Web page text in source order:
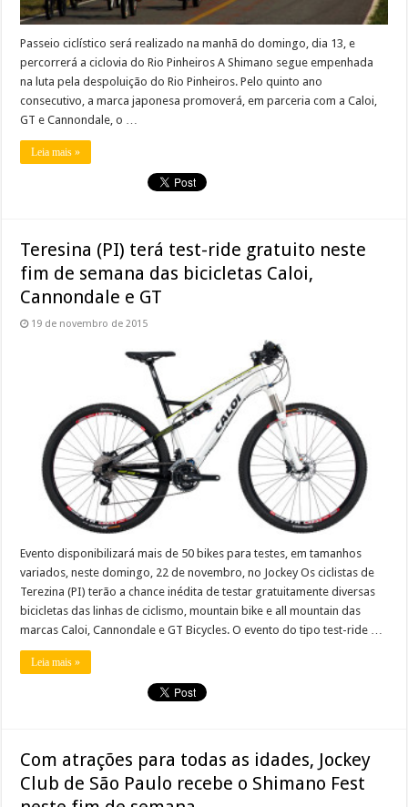
Passeio ciclístico será realizado na manhã do domingo, dia 13, e
percorrerá a ciclovia do Rio Pinheiros A Shimano segue empenhada
na luta pela despoluição do Rio Pinheiros. Pelo quinto ano
consecutivo, a marca japonesa promoverá, em parceria com a Caloi,
GT e Cannondale, o …
Leia mais »
Teresina (PI) terá test-ride gratuito neste
fim de semana das bicicletas Caloi,
Cannondale e GT
19 de novembro de 2015
Evento disponibilizará mais de 50 bikes para testes, em tamanhos
variados, neste domingo, 22 de novembro, no Jockey Os ciclistas de
Terezina (PI) terão a chance inédita de testar gratuitamente diversas
bicicletas das linhas de ciclismo, mountain bike e all mountain das
marcas Caloi, Cannondale e GT Bicycles. O evento do tipo test-ride …
Leia mais »
Com atrações para todas as idades, Jockey
Club de São Paulo recebe o Shimano Fest